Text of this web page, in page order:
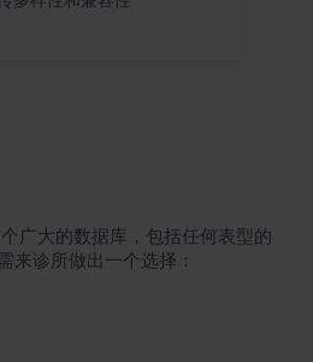
广大的数据库，包括任何表型的
来诊所做出一个选择：